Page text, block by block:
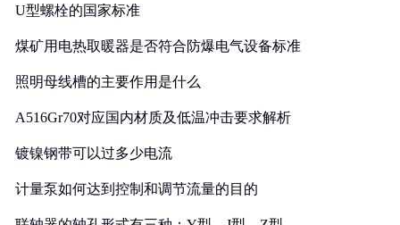
U型螺栓的国家标准
煤矿用电热取暖器是否符合防爆电气设备标准
照明母线槽的主要作用是什么
A516Gr70对应国内材质及低温冲击要求解析
镀镍钢带可以过多少电流
计量泵如何达到控制和调节流量的目的